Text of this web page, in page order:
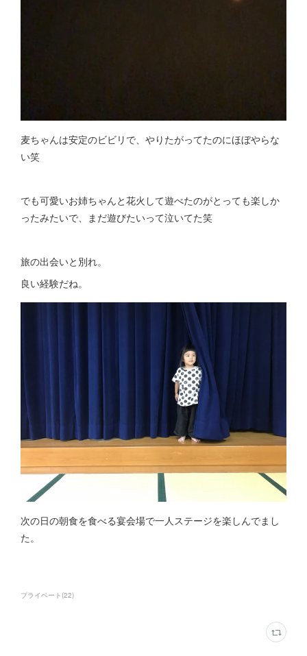
麦ちゃんは安定のビビリで、やりたがってたのにほぼやらな
い笑
でも可愛いお姉ちゃんと花火して遊べたのがとっても楽しか
ったみたいで、まだ遊びたいって泣いてた笑
旅の出会いと別れ。
良い経験だね。
次の日の朝食を食べる宴会場で一人ステージを楽しんでまし
た。
プライベート (22)